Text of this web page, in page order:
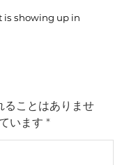
is showing up in
ることはありませ
います *